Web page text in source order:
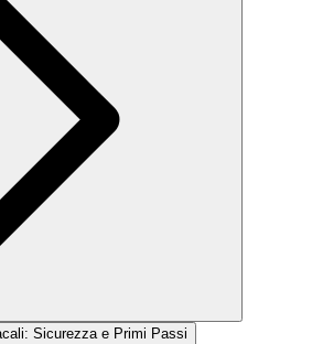
Sicurezza e Primi Passi